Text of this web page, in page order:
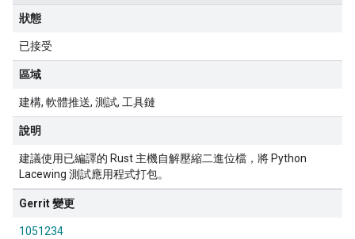
狀態
已接受
區域
建構 軟體推送 測試 工具鏈
說明
建議使用已編譯的 Rust 主機自解壓縮二進位檔，將 Python
Lacewing 測試應用程式打包。
Gerrit 變更
1051234